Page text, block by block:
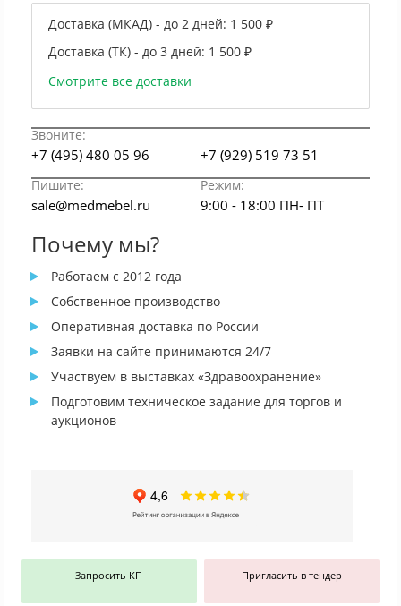
Доставка (МКАД) - до 2 дней: 1 500 ₽
Доставка (ТК) - до 3 дней: 1 500 ₽
Смотрите все доставки
Звоните:
+7 (495) 480 05 96 +7 (929) 519 73 51
Пишите: Режим:
sale@medmebel.ru 9:00 - 18:00 ПН- ПТ
Почему мы?
Работаем с 2012 года
Собственное производство
Оперативная доставка по России
Заявки на сайте принимаются 24/7
Участвуем в выставках «Здравоохранение»
Подготовим техническое задание для торгов и
аукционов
Запросить КП Пригласить в тендер